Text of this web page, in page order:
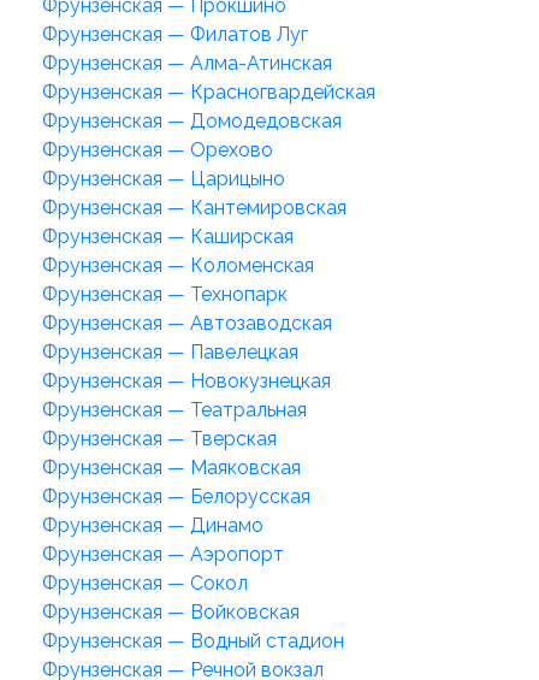
Фрунзенская — Прокшино
Фрунзенская — Филатов Луг
Фрунзенская — Алма-Атинская
Фрунзенская — Красногвардейская
Фрунзенская — Домодедовская
Фрунзенская — Орехово
Фрунзенская — Царицыно
Фрунзенская — Кантемировская
Фрунзенская — Каширская
Фрунзенская — Коломенская
Фрунзенская — Технопарк
Фрунзенская — Автозаводская
Фрунзенская — Павелецкая
Фрунзенская — Новокузнецкая
Фрунзенская — Театральная
Фрунзенская — Тверская
Фрунзенская — Маяковская
Фрунзенская — Белорусская
Фрунзенская — Динамо
Фрунзенская — Аэропорт
Фрунзенская — Сокол
Фрунзенская — Войковская
Фрунзенская — Водный стадион
Фрунзенская — Речной вокзал